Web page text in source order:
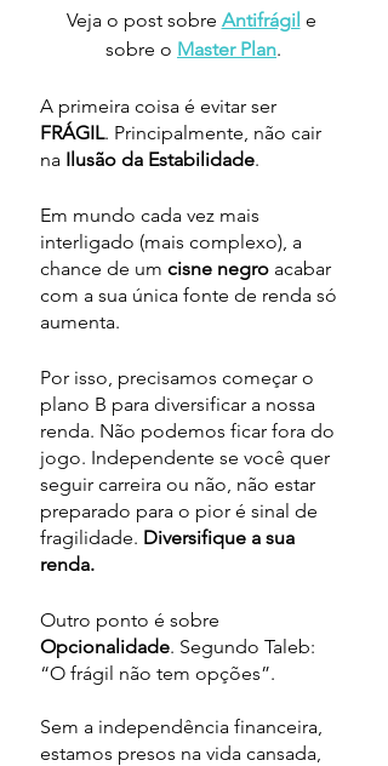
Veja o post sobre Antifrágil e
sobre o Master Plan.
A primeira coisa é evitar ser
FRÁGIL. Principalmente, não cair
na Ilusão da Estabilidade.
Em mundo cada vez mais
interligado (mais complexo), a
chance de um cisne negro acabar
com a sua única fonte de renda só
aumenta.
Por isso, precisamos começar o
plano B para diversificar a nossa
renda. Não podemos ficar fora do
jogo. Independente se você quer
seguir carreira ou não, não estar
preparado para o pior é sinal de
fragilidade. Diversifique a sua
renda.
Outro ponto é sobre
Opcionalidade. Segundo Taleb:
“O frágil não tem opções”.
Sem a independência financeira,
estamos presos na vida cansada,